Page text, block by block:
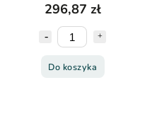
296,87 zł
Do koszyka